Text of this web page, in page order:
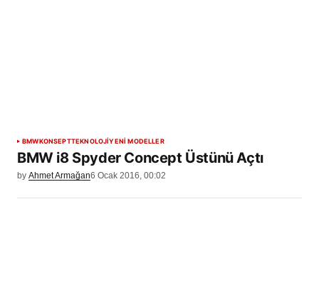
BMWKONSEPTTEKNOLOJİYENİ MODELLER
BMW i8 Spyder Concept Üstünü Açtı
by Ahmet Armağan6 Ocak 2016, 00:02